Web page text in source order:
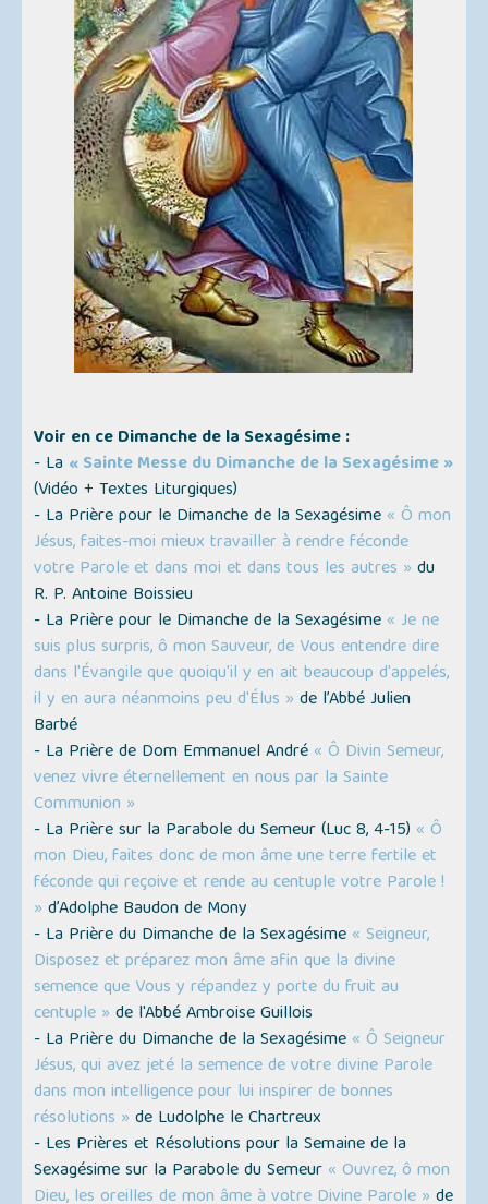
Voir en ce Dimanche de la Sexagésime :
- La « Sainte Messe du Dimanche de la Sexagésime »
(Vidéo + Textes Liturgiques)
- La Prière pour le Dimanche de la Sexagésime « Ô mon
Jésus, faites-moi mieux travailler à rendre féconde
votre Parole et dans moi et dans tous les autres » du
R. P. Antoine Boissieu
- La Prière pour le Dimanche de la Sexagésime « Je ne
suis plus surpris, ô mon Sauveur, de Vous entendre dire
dans l'Évangile que quoiqu'il y en ait beaucoup d'appelés,
il y en aura néanmoins peu d'Élus » de l’Abbé Julien
Barbé
- La Prière de Dom Emmanuel André « Ô Divin Semeur,
venez vivre éternellement en nous par la Sainte
Communion »
- La Prière sur la Parabole du Semeur (Luc 8, 4-15) « Ô
mon Dieu, faites donc de mon âme une terre fertile et
féconde qui reçoive et rende au centuple votre Parole !
» d’Adolphe Baudon de Mony
- La Prière du Dimanche de la Sexagésime « Seigneur,
Disposez et préparez mon âme afin que la divine
semence que Vous y répandez y porte du fruit au
centuple » de l'Abbé Ambroise Guillois
- La Prière du Dimanche de la Sexagésime « Ô Seigneur
Jésus, qui avez jeté la semence de votre divine Parole
dans mon intelligence pour lui inspirer de bonnes
résolutions » de Ludolphe le Chartreux
- Les Prières et Résolutions pour la Semaine de la
Sexagésime sur la Parabole du Semeur « Ouvrez, ô mon
Dieu, les oreilles de mon âme à votre Divine Parole » de